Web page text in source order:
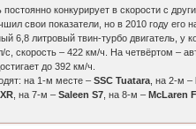
конкурирует в скорости с
свои показатели, но в 2010 году его
6,8 литровый твин-турбо двигатель, у
с, скорость – 422 км/ч. На четвёртом –
до 392 км/ч.
на 1-м месте –SSC Tuatara , на 2-м –
, на 7-м –Saleen S7 , на 8-м –McLaren